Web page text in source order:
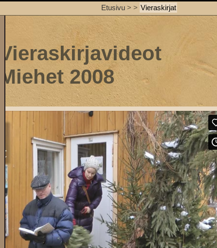
Etusivu>> Vieraskirjat
Vieraskirjavideot
Miehet 2008